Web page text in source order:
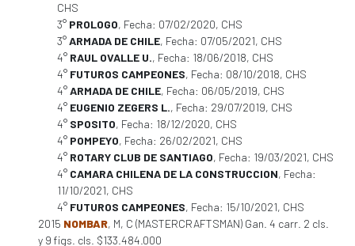
CHS
3° PROLOGO, Fecha: 07/02/2020, CHS
3°ARMADA DE CHILE, Fecha: 07/05/2021, CHS
4° RAUL OVALLE U., Fecha: 18/06/2018, CHS
4° FUTUROS CAMPEONES, Fecha: 08/10/2018, CHS
4°ARMADA DE CHILE, Fecha: 06/05/2019, CHS
4° EUGENIO ZEGERS L., Fecha: 29/07/2019, CHS
4° SPOSITO, Fecha: 18/12/2020, CHS
4° POMPEYO, Fecha: 26/02/2021, CHS
4° ROTARY CLUB DE SANTIAGO, Fecha: 19/03/2021, CHS
4° CAMARA CHILENA DE LA CONSTRUCCION, Fecha:
11/10/2021, CHS
4° FUTUROS CAMPEONES, Fecha: 15/10/2021, CHS
2015 NOMBAR, M, C (MASTERCRAFTSMAN) Gan. 4 carr. 2 cls.
y 9 figs. cls. $133.484.000